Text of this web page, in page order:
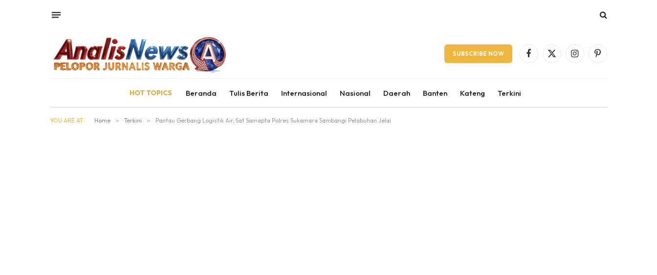
SUBSCRIBE NOW Facebook
X
InstagramPinterest
HOT TOPICS Beranda Tulis Berita Internasional Nasional Daerah Banten Kateng Terkini
YOU ARE AT: Home » Terkini » Pantau Gerbang Logistik Air, Sat Samapta Polres Sukamara Sambangi Pelabuhan Jelai